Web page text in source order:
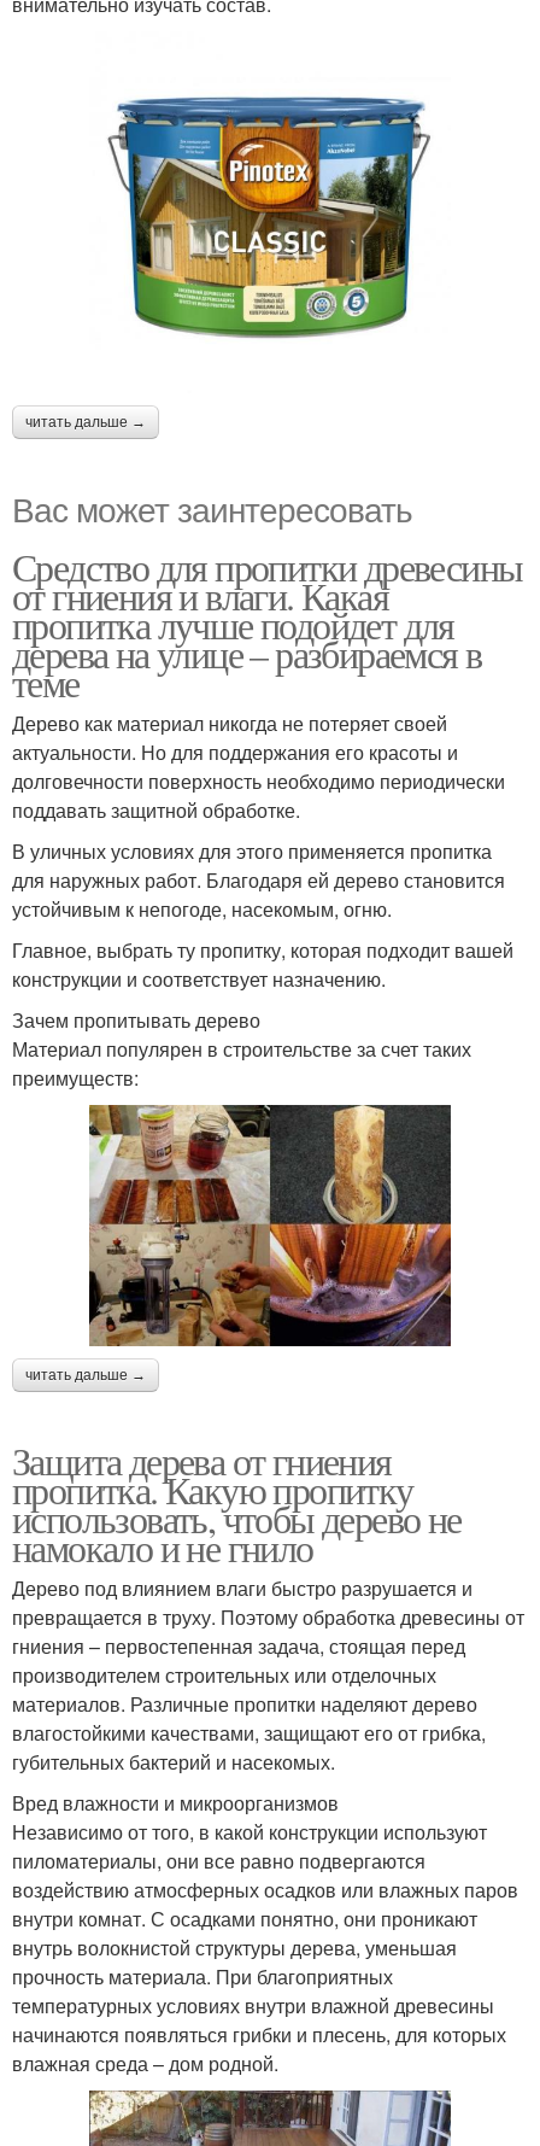
читать дальше →
Вас может заинтересовать
Средство для пропитки древесины
от гниения и влаги. Какая
пропитка лучше подойдет для
дерева на улице – разбираемся в
теме
Дерево как материал никогда не потеряет своей
актуальности. Но для поддержания его красоты и
долговечности поверхность необходимо периодически
поддавать защитной обработке.
В уличных условиях для этого применяется пропитка
для наружных работ. Благодаря ей дерево становится
устойчивым к непогоде, насекомым, огню.
Главное, выбрать ту пропитку, которая подходит вашей
конструкции и соответствует назначению.
Зачем пропитывать дерево
Материал популярен в строительстве за счет таких
преимуществ:
читать дальше →
Защита дерева от гниения
пропитка. Какую пропитку
использовать, чтобы дерево не
намокало и не гнило
Дерево под влиянием влаги быстро разрушается и
превращается в труху. Поэтому обработка древесины от
гниения – первостепенная задача, стоящая перед
производителем строительных или отделочных
материалов. Различные пропитки наделяют дерево
влагостойкими качествами, защищают его от грибка,
губительных бактерий и насекомых.
Вред влажности и микроорганизмов
Независимо от того, в какой конструкции используют
пиломатериалы, они все равно подвергаются
воздействию атмосферных осадков или влажных паров
внутри комнат. С осадками понятно, они проникают
внутрь волокнистой структуры дерева, уменьшая
прочность материала. При благоприятных
температурных условиях внутри влажной древесины
начинаются появляться грибки и плесень, для которых
влажная среда – дом родной.